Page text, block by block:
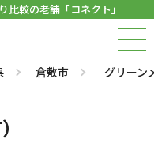
比較の老舗「コネクト」
倉敷市 グリーン